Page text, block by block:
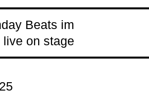
Beats im
on stage